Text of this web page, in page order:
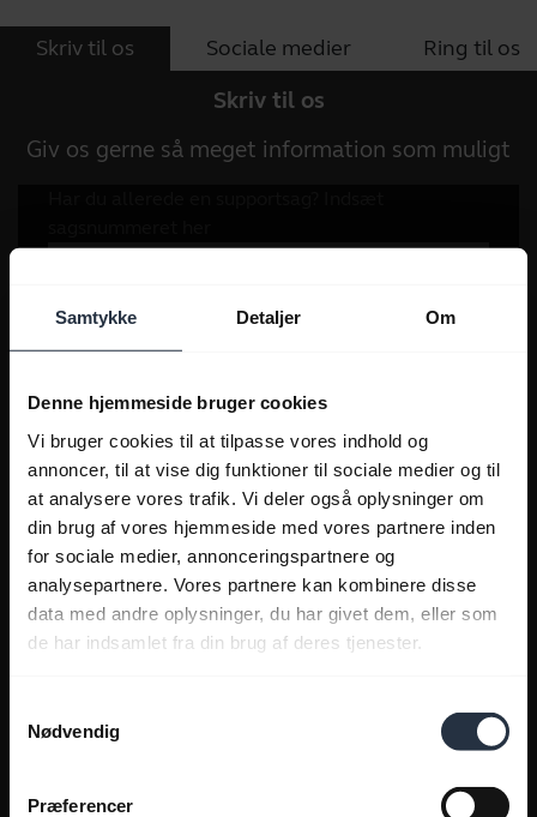
Samtykke Detaljer Om
Denne hjemmeside bruger cookies
Vi bruger cookies til at tilpasse vores indhold og
annoncer, til at vise dig funktioner til sociale medier og til
at analysere vores trafik. Vi deler også oplysninger om
din brug af vores hjemmeside med vores partnere inden
for sociale medier, annonceringspartnere og
analysepartnere. Vores partnere kan kombinere disse
data med andre oplysninger, du har givet dem, eller som
de har indsamlet fra din brug af deres tjenester.
Nødvendig
Præferencer
Skriv til os Sociale medier Ring til os
Skriv til os
Giv os gerne så meget information som muligt